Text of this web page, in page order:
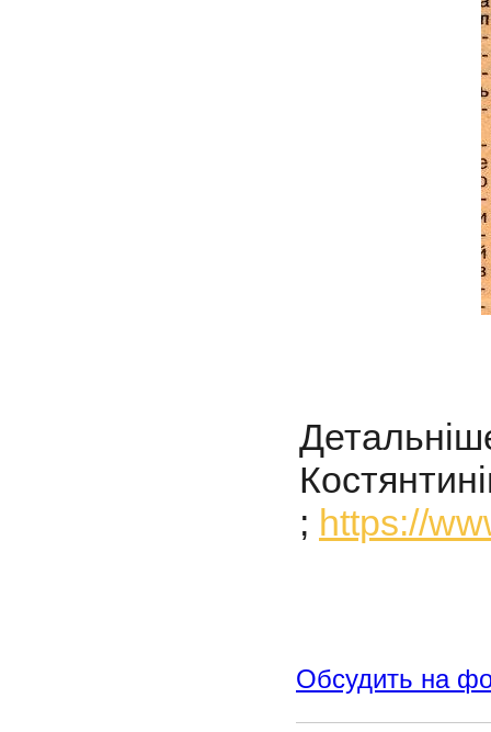
; https://
Обсудить на